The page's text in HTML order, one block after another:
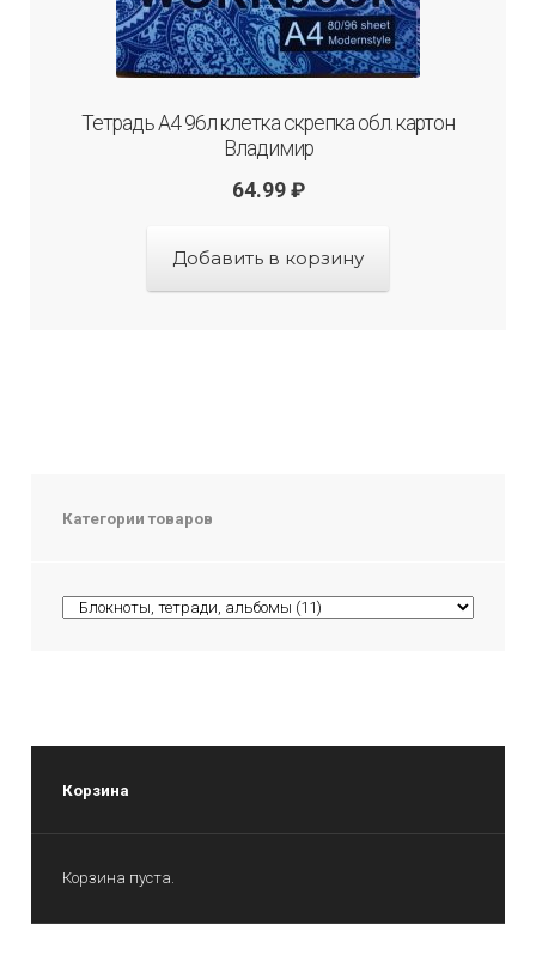
Тетрадь А4 96л клетка скрепка обл. картон
Владимир
64.99 ₽
Добавить в корзину
Категории товаров
Корзина
Корзина пуста.